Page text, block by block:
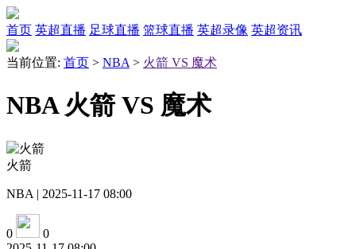
首页 英超直播 足球直播 篮球直播 英超录像 英超资讯
当前位置: 首页 > NBA > 火箭 VS 魔术
NBA 火箭 VS 魔术
火箭
NBA | 2025-11-17 08:00
0
0